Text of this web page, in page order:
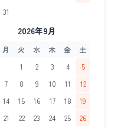
31
2026年9月
月 火 水 木 金
土
1
2 3 4
5
7 8 9 10 11
12
14 15 16 17 18
19
21 22 23 24 25
26